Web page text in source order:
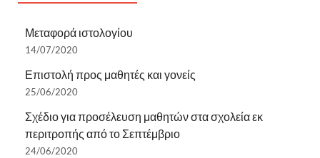
Μεταφορά ιστολογίου
14/07/2020
Επιστολή προς μαθητές και γονείς
25/06/2020
Σχέδιο για προσέλευση μαθητών στα σχολεία εκ
περιτροπής από το Σεπτέμβριο
24/06/2020